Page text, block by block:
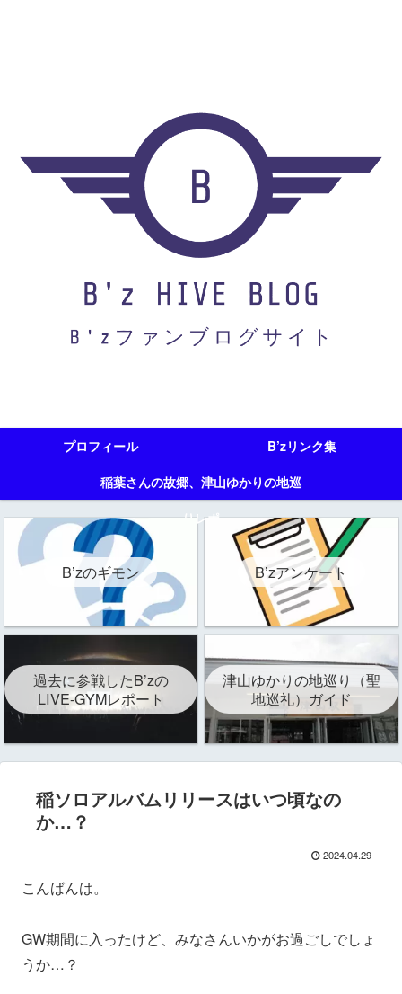
プロフィール
B’zリンク集
稲葉さんの故郷、津山ゆかりの地巡
りレポ
B’zのギモン B’zアンケート
過去に参戦したB’zの
LIVE-GYMレポート
津山ゆかりの地巡り（聖
地巡礼）ガイド
稲ソロアルバムリリースはいつ頃なの
か…？
2024.04.29
こんばんは。
GW期間に入ったけど、みなさんいかがお過ごしでしょ
うか…？